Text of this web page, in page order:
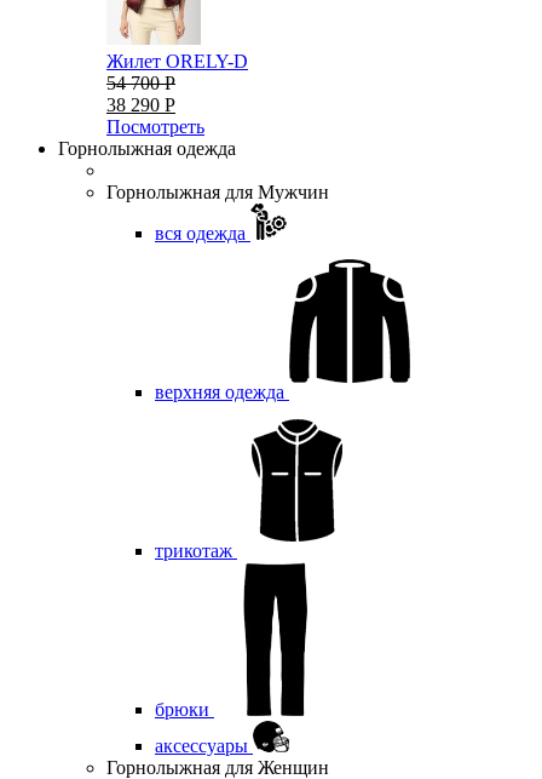
Жилет ORELY-D
54 700 Р
38 290 Р
Посмотреть
Горнолыжная одежда
Горнолыжная для Мужчин
вся одежда
верхняя одежда
трикотаж
брюки
аксессуары
Горнолыжная для Женщин